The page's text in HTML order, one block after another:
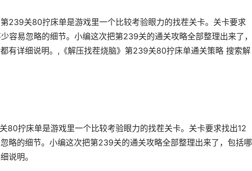
239关80拧床单是游戏里一个比较考验眼力的找茬关卡。关卡要求
容易忽略的细节。小编这次把第239关的通关攻略全部整理出来了，
有详细说明。,《解压找茬烧脑》第239关80拧床单通关策略 搜索解
80拧床单是游戏里一个比较考验眼力的找茬关卡。关卡要求找出12
略的细节。小编这次把第239关的通关攻略全部整理出来了，包括哪
说明。